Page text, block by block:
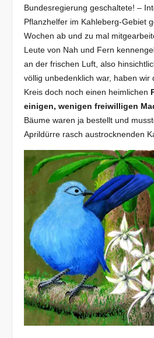
Bundesregierung geschaltete! –
Pflanzhelfer im Kahleberg-Gebiet
Wochen ab und zu mal
Leute von Nah und Fern
an der frischen Luft, also
völlig unbedenklich war, haben wir
Kreis doch noch einen heimlichen
einigen, wenigen freiwilligen
Bäume waren ja bestellt und
Aprildürre rasch austrocknenden